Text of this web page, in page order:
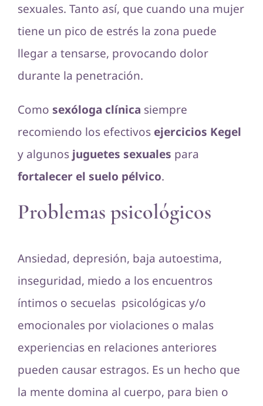
sexuales. Tanto así, que cuando una mujer
tiene un pico de estrés la zona puede
llegar a tensarse, provocando dolor
durante la penetración.
Como sexóloga clínica siempre
recomiendo los efectivos ejercicios Kegel
y algunos juguetes sexuales para
fortalecer el suelo pélvico.
Problemas psicológicos
Ansiedad, depresión, baja autoestima,
inseguridad, miedo a los encuentros
íntimos o secuelas psicológicas y/o
emocionales por violaciones o malas
experiencias en relaciones anteriores
pueden causar estragos. Es un hecho que
la mente domina al cuerpo, para bien o